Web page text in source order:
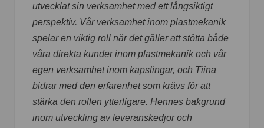
utvecklat sin verksamhet med ett långsiktigt
perspektiv. Vår verksamhet inom plastmekanik
spelar en viktig roll när det gäller att stötta både
våra direkta kunder inom plastmekanik och vår
egen verksamhet inom kapslingar, och Tiina
bidrar med den erfarenhet som krävs för att
stärka den rollen ytterligare. Hennes bakgrund
inom utveckling av leveranskedjor och